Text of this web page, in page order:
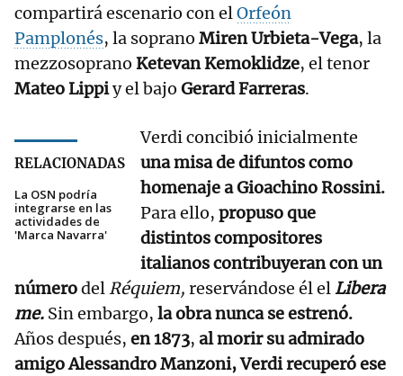
compartirá escenario con elOrfeón
Pamplonés, la soprano Miren Urbieta-Vega, la
mezzosoprano Ketevan Kemoklidze, el tenor
Mateo Lippiy el bajo Gerard Farreras.
RELACIONADAS
La OSN podría
integrarse en las
actividades de
'Marca Navarra'
Verdi concibió inicialmente
una misa de difuntos como
homenaje a Gioachino Rossini.
Para ello, propuso que
distintos compositores
italianos contribuyeran con un
númerodel Réquiem, reservándose él elLibera
me. Sin embargo, la obra nunca se estrenó.
Años después, en 1873, al morir su admirado
amigo Alessandro Manzoni, Verdi recuperó ese